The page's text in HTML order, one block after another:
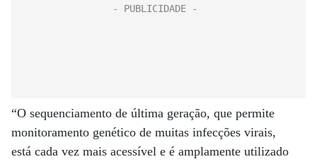
“O sequenciamento de última geração, que permite
monitoramento genético de muitas infecções virais,
está cada vez mais acessível e é amplamente utilizado